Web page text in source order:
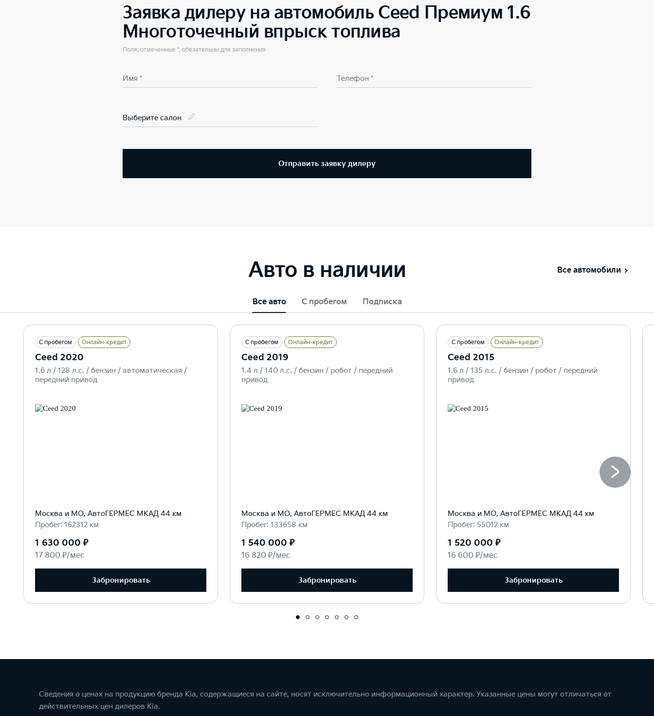
Заявка дилеру на автомобиль Ceed Премиум 1.6
Многоточечный впрыск топлива
Поля, отмеченные *, обязательны для заполнения
Имя * Телефон *
Выберите салон
Отправить заявку дилеру
Авто в наличии Все автомобили
Все авто С пробегом Подписка
С пробегом Онлайн-кредит
Ceed 2020
1.6 л / 128 л.c. / бензин / автоматическая /
передний привод
Москва и МО, АвтоГЕРМЕС МКАД 44 км
Пробег: 162312 км
1 630 000 ₽
17 800 ₽/мес
Забронировать
С пробегом Онлайн-кредит
Ceed 2019
1.4 л / 140 л.c. / бензин / робот / передний
привод
Москва и МО, АвтоГЕРМЕС МКАД 44 км
Пробег: 133658 км
1 540 000 ₽
16 820 ₽/мес
Забронировать
С пробегом Онлайн-кредит
Ceed 2015
1.6 л / 135 л.c. / бензин / робот / передний
привод
Москва и МО, АвтоГЕРМЕС МКАД 44 км
Пробег: 55012 км
1 520 000 ₽
16 600 ₽/мес
Забронировать
Сведения о ценах на продукцию бренда Kia, содержащиеся на сайте, носят исключительно информационный характер. Указанные цены могут отличаться от
действительных цен дилеров Kia.